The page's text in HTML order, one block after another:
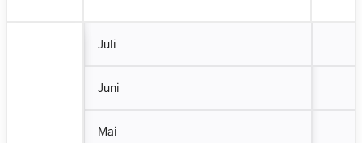
Juli
Juni
Mai